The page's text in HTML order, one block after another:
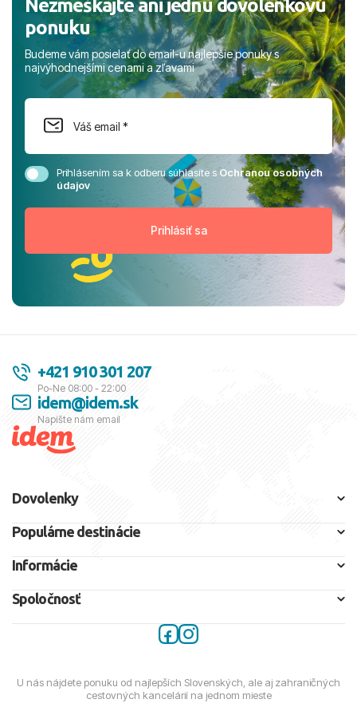
Nezmeškajte ani jednu dovolenkovú
ponuku
Budeme vám posielať do email-u najlepšie ponuky s
najvýhodnejšími cenami a zľavami
Prihlásením sa k odberu súhlasíte sOchranou osobných
údajov
+421 910 301 207
Po-Ne 08:00 - 22:00
idem@idem.sk
Napíšte nám email
Dovolenky
Populárne destinácie
Informácie
Spoločnosť
U nás nájdete ponuku od najlepších Slovenských, ale aj zahraničných
cestovných kancelárií na jednom mieste